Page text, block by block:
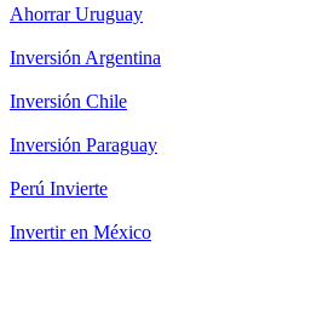
Ahorrar Uruguay
Inversión Argentina
Inversión Chile
Inversión Paraguay
Perú Invierte
Invertir en México